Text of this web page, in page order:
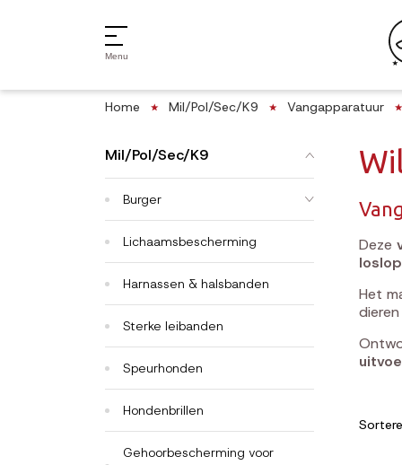
Menu
Home Mil/Pol/Sec/K9 Vangapparatuur
Mil/Pol/Sec/K9
Burger
Lichaamsbescherming
Harnassen & halsbanden
Sterke leibanden
Speurhonden
Hondenbrillen
Gehoorbescherming voor
Deze
Het